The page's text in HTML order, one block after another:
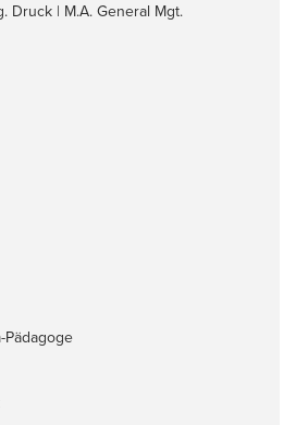
Druck | M.A. General Mgt.
Pädagoge